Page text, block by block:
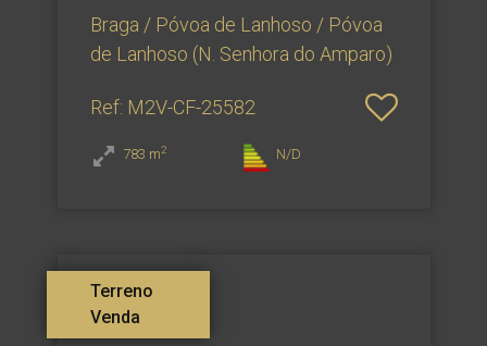
Braga / Póvoa de Lanhoso / Póvoa
de Lanhoso (N. Senhora do Amparo)
Ref: M2V-CF-25582
783 m2 N/D
Terreno
Venda